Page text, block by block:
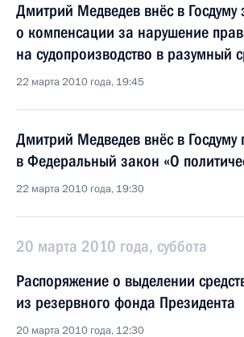
Дмитрий Медведев внёс в Госдуму
о компенсации за нарушение
на судопроизводство в разумный
22 марта 2010 года, 19:45
Дмитрий Медведев внёс в Госдуму
в Федеральный закон «О
22 марта 2010 года, 19:30
20 марта 2010 года, суббота
Распоряжение о выделении
из резервного фонда Президента
20 марта 2010 года, 12:30